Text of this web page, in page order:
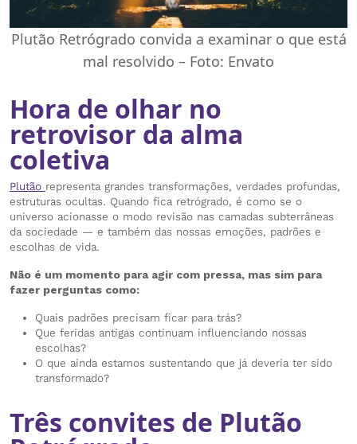
Plutão Retrógrado convida a examinar o que está
mal resolvido – Foto: Envato
Hora de olhar no
retrovisor da alma
coletiva
Plutão representa grandes transformações, verdades profundas,
estruturas ocultas. Quando fica retrógrado, é como se o
universo acionasse o modo revisão nas camadas subterrâneas
da sociedade — e também das nossas emoções, padrões e
escolhas de vida.
Não é um momento para agir com pressa, mas sim para
fazer perguntas como:
Quais padrões precisam ficar para trás?
Que feridas antigas continuam influenciando nossas
escolhas?
O que ainda estamos sustentando que já deveria ter sido
transformado?
Três convites de Plutão